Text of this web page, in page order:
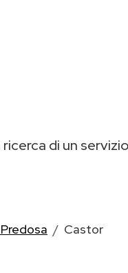
ricerca di un
Castor